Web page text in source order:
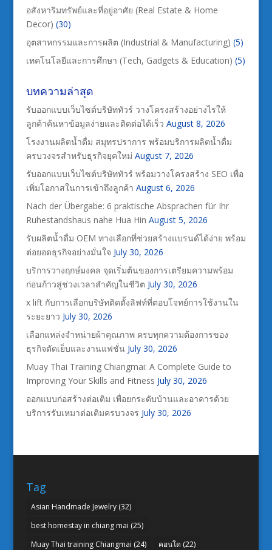
อสังหาริมทรัพย์และที่อยู่อาศัย (Real Estate & Home
Decor) (30)
อุตสาหกรรมและการผลิต (Industrial & Manufacturing) (5)
เทคโนโลยีและการศึกษา (Tech, Gadgets & Education) (5)
บทความล่าสุด
รับออกแบบเว็บไซต์บริษัททัวร์ วางโครงสร้างอย่างไรให้
ลูกค้าค้นหาข้อมูลง่ายและติดต่อได้เร็ว August 8, 2026
โรงงานผลิตน้ำดื่ม สมุทรปราการ พร้อมบริการผลิตน้ำดื่ม
ครบวงจรสำหรับธุรกิจยุคใหม่ August 7, 2026
รับออกแบบเว็บไซต์บริษัททัวร์ พร้อมวางโครงสร้าง SEO เพื่อ
เพิ่มโอกาสในการเข้าถึงลูกค้า August 6, 2026
Nach der Übergabe: 6 praktische Absprachen für Ihr
Ruhestandshaus nahe Hua Hin August 5, 2026
รับผลิตน้ำดื่ม OEM ทางเลือกที่ช่วยสร้างแบรนด์ได้ง่าย พร้อม
ต่อยอดธุรกิจอย่างมั่นใจ July 30, 2026
บริการวางฤกษ์มงคล จุดเริ่มต้นของการเตรียมความพร้อม
ก่อนก้าวสู่ช่วงเวลาสำคัญในชีวิต July 30, 2026
x lift กับการเลือกบริษัทติดตั้งลิฟท์ที่ตอบโจทย์การใช้งานใน
ระยะยาว July 30, 2026
เลือกแหล่งจำหน่ายผ้าคุณภาพ ครบทุกความต้องการของ
ธุรกิจตัดเย็บและงานแฟชั่น July 30, 2026
Muay Thai Training Chiangmai: A Complete Guide to
Improving Your Skills and Fitness July 30, 2026
ออกแบบก่อสร้างต่อเติม เพื่อยกระดับบ้านและอาคารด้วย
บริการรับเหมาต่อเติมครบวงจร July 30, 2026
Tag
Asian Handmade Jewelry(32)
best homestay in chiang mai (25)
Muay Thai training Chiangmai (24) คอนโด (22)